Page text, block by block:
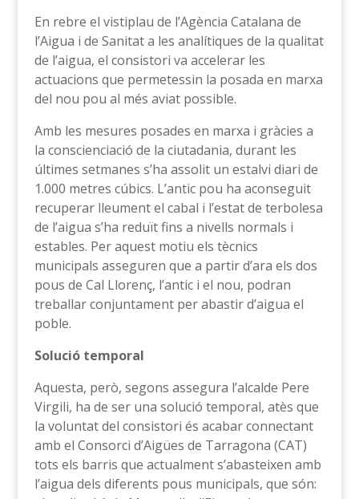
En rebre el vistiplau de l’Agència Catalana de
l’Aigua i de Sanitat a les analítiques de la qualitat
de l’aigua, el consistori va accelerar les
actuacions que permetessin la posada en marxa
del nou pou al més aviat possible.
Amb les mesures posades en marxa i gràcies a
la conscienciació de la ciutadania, durant les
últimes setmanes s’ha assolit un estalvi diari de
1.000 metres cúbics. L’antic pou ha aconseguit
recuperar lleument el cabal i l’estat de terbolesa
de l’aigua s’ha reduït fins a nivells normals i
estables. Per aquest motiu els tècnics
municipals asseguren que a partir d’ara els dos
pous de Cal Llorenç, l’antic i el nou, podran
treballar conjuntament per abastir d’aigua el
poble.
Solució temporal
Aquesta, però, segons assegura l’alcalde Pere
Virgili, ha de ser una solució temporal, atès que
la voluntat del consistori és acabar connectant
amb el Consorci d’Aigües de Tarragona (CAT)
tots els barris que actualment s’abasteixen amb
l’aigua dels diferents pous municipals, que són: